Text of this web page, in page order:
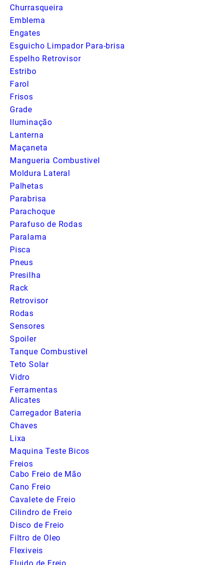
Churrasqueira
Emblema
Engates
Esguicho Limpador Para-brisa
Espelho Retrovisor
Estribo
Farol
Frisos
Grade
Iluminação
Lanterna
Maçaneta
Mangueria Combustivel
Moldura Lateral
Palhetas
Parabrisa
Parachoque
Parafuso de Rodas
Paralama
Pisca
Pneus
Presilha
Rack
Retrovisor
Rodas
Sensores
Spoiler
Tanque Combustivel
Teto Solar
Vidro
Ferramentas
Alicates
Carregador Bateria
Chaves
Lixa
Maquina Teste Bicos
Freios
Cabo Freio de Mão
Cano Freio
Cavalete de Freio
Cilindro de Freio
Disco de Freio
Filtro de Oleo
Flexiveis
Fluido de Freio